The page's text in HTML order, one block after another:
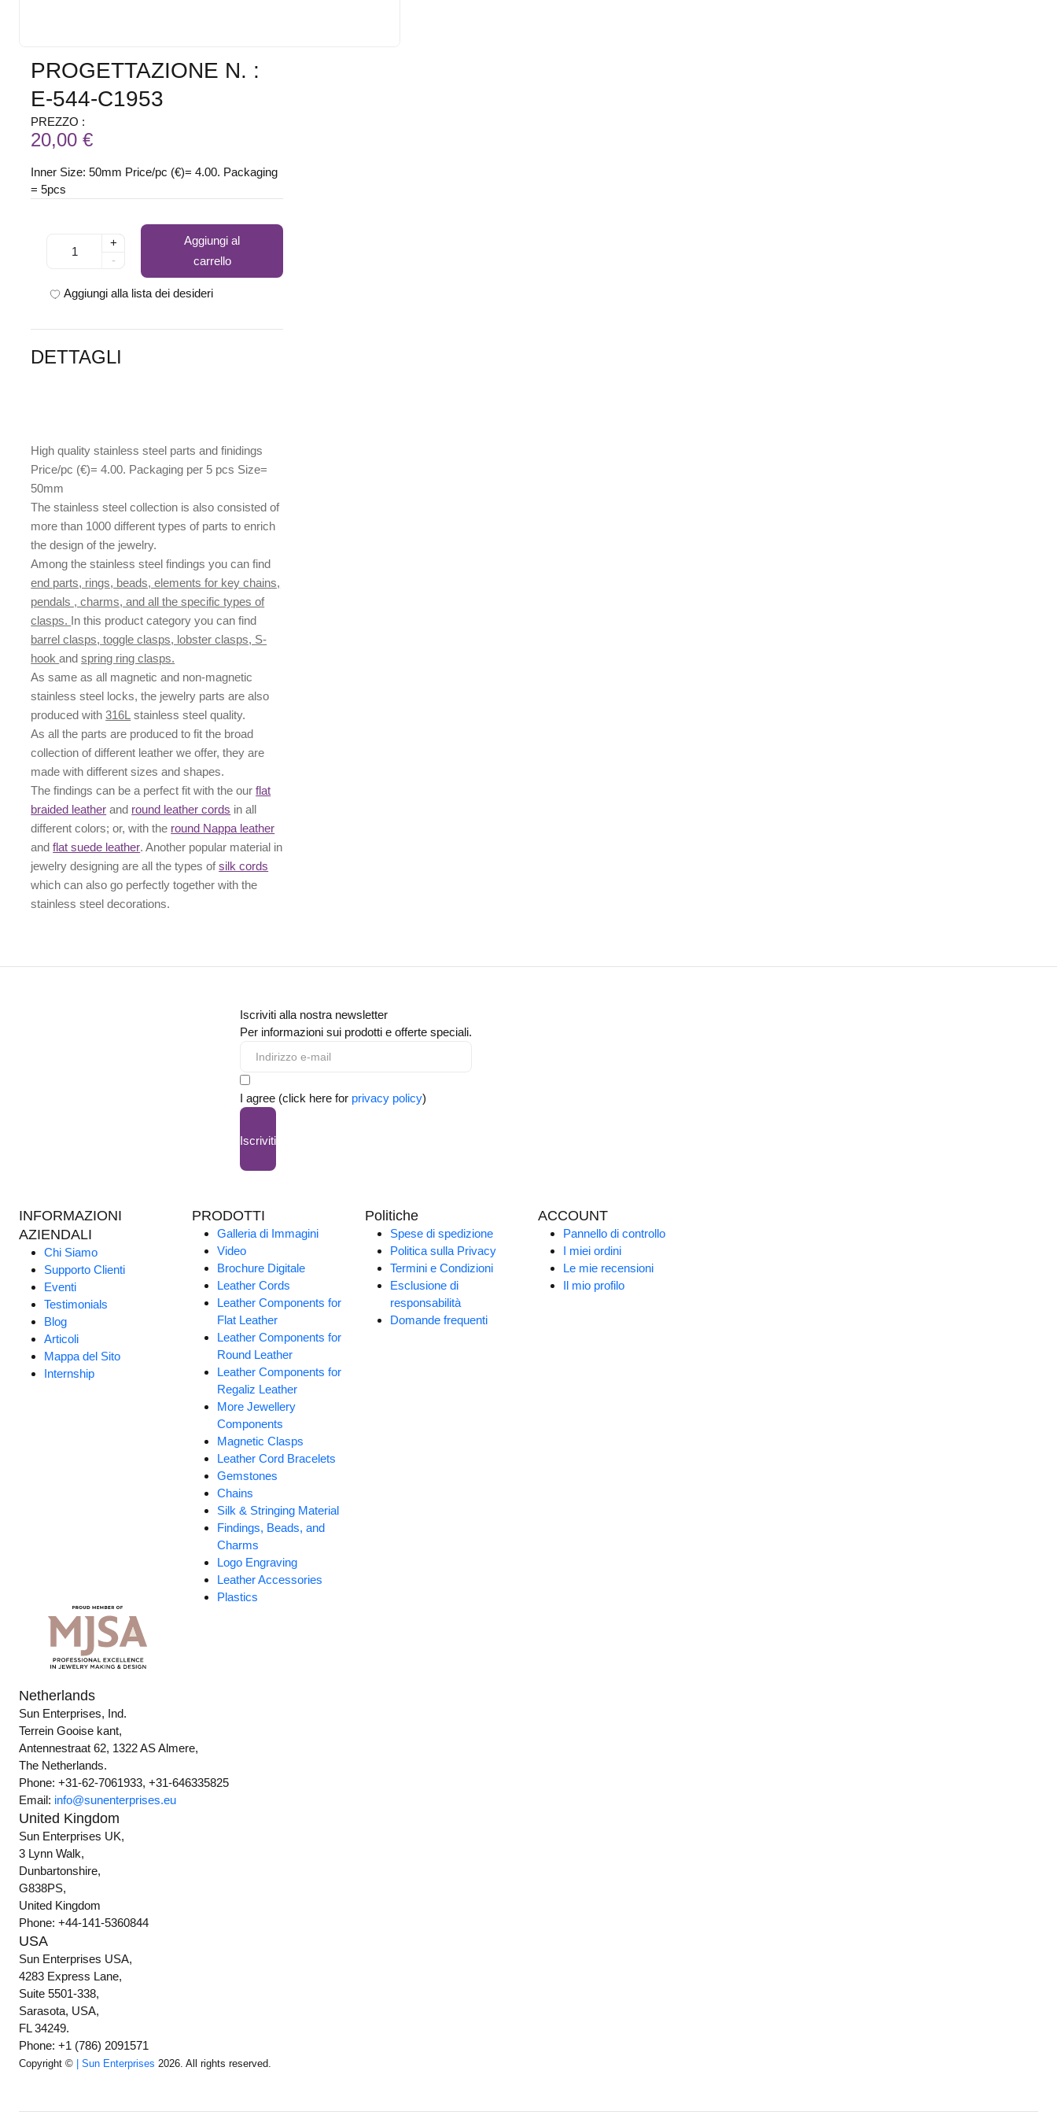
PROGETTAZIONE N. :
E-544-C1953
PREZZO :
20,00 €
Inner Size: 50mm Price/pc (€)= 4.00. Packaging
= 5pcs
+
-
Aggiungi al
carrello
Aggiungi alla lista dei desideri
DETTAGLI
High quality stainless steel parts and finidings
Price/pc (€)= 4.00. Packaging per 5 pcs Size=
50mm
The stainless steel collection is also consisted of
more than 1000 different types of parts to enrich
the design of the jewelry.
Among the stainless steel findings you can find
end parts, rings, beads, elements for key chains,
pendals , charms, and all the specific types of
clasps. In this product category you can find
barrel clasps, toggle clasps, lobster clasps, S-
hookandspring ring clasps.
As same as all magnetic and non-magnetic
stainless steel locks, the jewelry parts are also
produced with316L stainless steel quality.
As all the parts are produced to fit the broad
collection of different leather we offer, they are
made with different sizes andshapes.
The findings can be a perfect fit with the ourflat
braided leather and round leather cords in all
different colors; or, with the round Nappa leather
andflat suede leather. Another popular material in
jewelry designing are all the types ofsilk cords
which can also go perfectly together with the
stainless steel decorations.
Iscriviti alla nostra newsletter
Per informazioni sui prodotti e offerte speciali.
I agree (click here for privacy policy)
Iscriviti
INFORMAZIONI
AZIENDALI
Chi Siamo
Supporto Clienti
Eventi
Testimonials
Blog
Articoli
Mappa del Sito
Internship
PRODOTTI
Galleria di Immagini
Video
Brochure Digitale
Leather Cords
Leather Components for
Flat Leather
Leather Components for
Round Leather
Leather Components for
Regaliz Leather
More Jewellery
Components
Magnetic Clasps
Leather Cord Bracelets
Gemstones
Chains
Silk & Stringing Material
Findings, Beads, and
Charms
Logo Engraving
Leather Accessories
Plastics
Politiche
Spese di spedizione
Politica sulla Privacy
Termini e Condizioni
Esclusione di
responsabilità
Domande frequenti
ACCOUNT
Pannello di controllo
I miei ordini
Le mie recensioni
Il mio profilo
Netherlands
Sun Enterprises, Ind.
Terrein Gooise kant,
Antennestraat 62, 1322 AS Almere,
The Netherlands.
Phone: +31-62-7061933, +31-646335825
Email: info@sunenterprises.eu
United Kingdom
Sun Enterprises UK,
3 Lynn Walk,
Dunbartonshire,
G838PS,
United Kingdom
Phone: +44-141-5360844
USA
Sun Enterprises USA,
4283 Express Lane,
Suite 5501-338,
Sarasota, USA,
FL 34249.
Phone: +1 (786) 2091571
Copyright © | Sun Enterprises 2026. All rights reserved.